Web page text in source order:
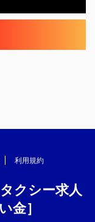
利用規約
クシー求人
金］